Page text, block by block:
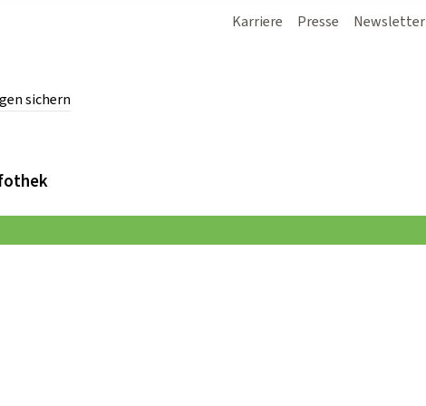
sichern
Karriere Presse Newsletter